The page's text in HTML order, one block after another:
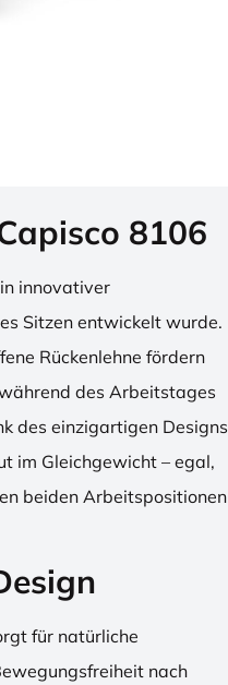
8106
innovativer
Sitzen entwickelt wurde.
Rückenlehne fördern
des Arbeitstages
des einzigartigen Designs
im Gleichgewicht – egal,
beiden Arbeitspositionen
für natürliche
nach